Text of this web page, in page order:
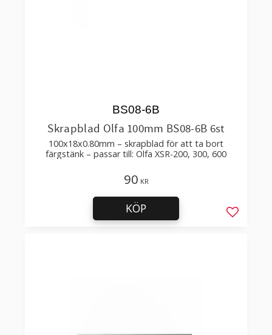
Skrapblad Olfa 100mm BS08-6B 6st
100x18x0.80mm – skrapblad för att ta bort
färgstänk – passar till: Olfa XSR-200, 300, 600
BS08-6B
90 KR
Lägg till
KÖP